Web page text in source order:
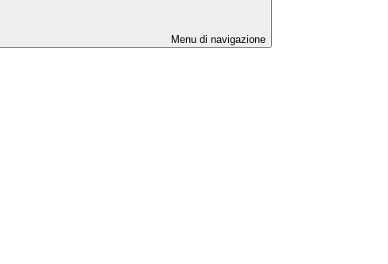
Menu di navigazione